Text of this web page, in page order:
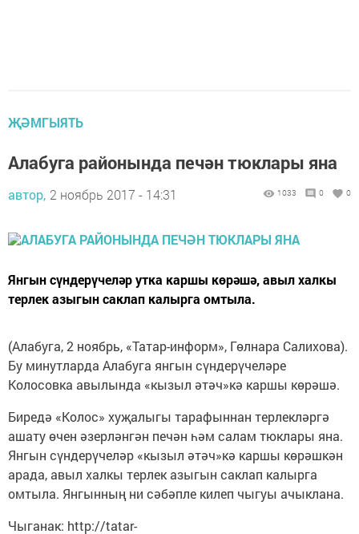
ҖӘМГЫЯТЬ
Алабуга районында печән тюклары яна
автор, 2 ноябрь 2017 - 14:31 1033 0 0
Янгын сүндерүчеләр утка каршы көрәшә, авыл халкы
терлек азыгын саклап калырга омтыла.
(Алабуга, 2 ноябрь, «Татар-информ», Гөлнара Салихова).
Бу минутларда Алабуга янгын сүндерүчеләре
Колосовка авылында «кызыл әтәч»кә каршы көрәшә.
Биредә «Колос» хуҗалыгы тарафыннан терлекләргә
ашату өчен әзерләнгән печән һәм салам тюклары яна.
Янгын сүндерүчеләр «кызыл әтәч»кә каршы көрәшкән
арада, авыл халкы терлек азыгын саклап калырга
омтыла. Янгынның ни сәбәпле килеп чыгуы ачыклана.
Чыганак: http://tatar-